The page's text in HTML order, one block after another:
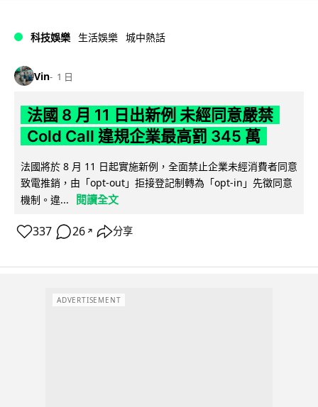
科技娛樂 生活娛樂 城中熱話
Vin 1 日
法國 8 月 11 日出新例 未經同意嚴禁
Cold Call 違規企業最高罰 345 萬
法國將於 8 月 11 日起實施新例，全面禁止企業未經消費者同意
致電推銷，由「opt-out」拒接登記制轉為「opt-in」先徵同意
機制。違...
閱讀全文
337 26 ↗ 分享
ADVERTISEMENT